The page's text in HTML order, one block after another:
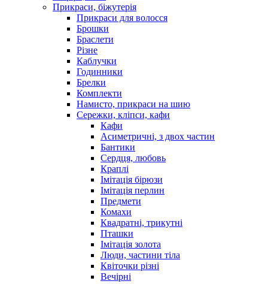
Прикраси, біжутерія
Прикраси для волосся
Брошки
Браслети
Різне
Каблучки
Годинники
Брелки
Комплекти
Намисто, прикраси на шию
Сережки, кліпси, кафи
Кафи
Асиметричні, з двох частин
Бантики
Сердця, любовь
Краплі
Імітація бірюзи
Імітація перлин
Предмети
Комахи
Квадратні, трикутні
Пташки
Імітація золота
Люди, частини тіла
Квіточки різні
Вечірні